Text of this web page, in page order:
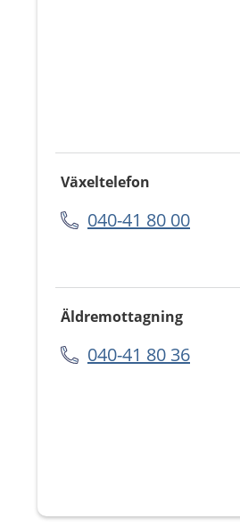
Växeltelefon
040-41 80 00
Äldremottagning
040-41 80 36